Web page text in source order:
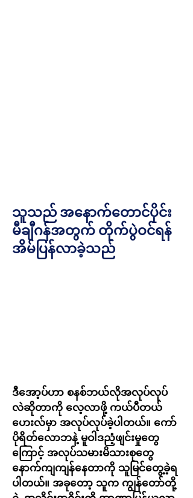
သူသည် အနောက်တောင်ပိုင်း
မီချီဂန်အတွက် တိုက်ပွဲဝင်ရန်
အိမ်ပြန်လာခဲ့သည်
ဒီအော့ပ်ဟာ စနစ်ဘယ်လိုအလုပ်လုပ်
လဲဆိုတာကို လေ့လာဖို့ ကယ်ပီတယ်
ဟေးလ်မှာ အလုပ်လုပ်ခဲ့ပါတယ်။ ကော်
ပိုရိတ်လောဘနဲ့ မူဝါဒညံ့ဖျင်းမှုတွေ
ကြောင့် အလုပ်သမားမိသားစုတွေ
နောက်ကျကျန်နေတာကို သူမြင်တွေ့ခဲ့ရ
ပါတယ်။ အခုတော့ သူက ကျွန်တော်တို့